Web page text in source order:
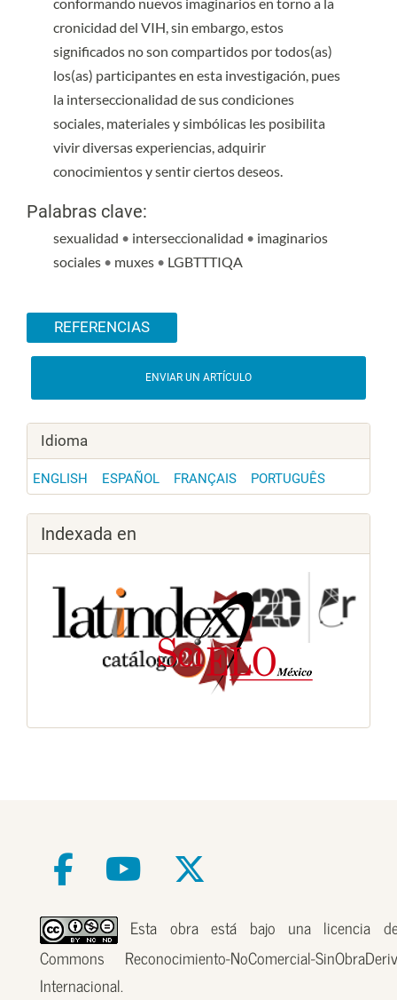
cronicidad del VIH, sin embargo, estos
significados no son compartidos por todos(as)
los(as) participantes en esta investigación, pues
la interseccionalidad de sus condiciones
sociales, materiales y simbólicas les posibilita
vivir diversas experiencias, adquirir
conocimientos y sentir ciertos deseos.
Palabras clave:
sexualidad • interseccionalidad • imaginarios
sociales • muxes • LGBTTTIQA
REFERENCIAS
ENVIAR UN ARTÍCULO
Idioma
ENGLISH ESPAÑOL FRANÇAIS PORTUGUÊS
Indexada en
Esta obra está bajo una licencia
Commons Reconocimiento-NoComercial-
Internacional.